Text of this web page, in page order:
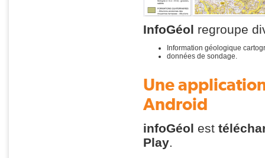
InfoGéol regroupe
Information géologique
données de sondage.
Une
Android
infoGéol est
Play.